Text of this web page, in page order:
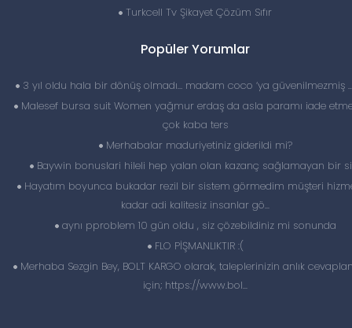
Turkcell Tv Şikayet Çözüm Sıfır
Popüler Yorumlar
3 yıl oldu hala bir dönüş olmadı… madam coco ‘ya güvenilmezmiş
Malesef bursa suit Women yağmur erdaş da asla paramı iade
çok kaba ters
Merhabalar maduriyetiniz giderildi mi?
Baywin bonuslari hileli hep yalan olan kazanç sağlamayan bir
Hayatım boyunca bukadar rezil bir sistem görmedim müşteri
kadar adi kalitesiz insanlar gö...
aynı pproblem 10 gün oldu , siz çözebildiniz mi sonunda
FLO PİŞMANLIKTIR :(
Merhaba Sezgin Bey, BOLT KARGO olarak, taleplerinizin anlık
için; https://www.bol...